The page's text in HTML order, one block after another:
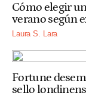
Cómo elegir
verano según
Laura S. Lara
Fortune
sello